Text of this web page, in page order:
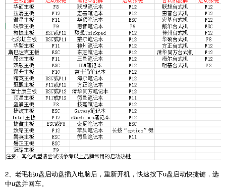
2、老毛桃u盘启动盘插入电脑后，重新开机，快速按下u盘启动快捷键，选
中u盘并回车。